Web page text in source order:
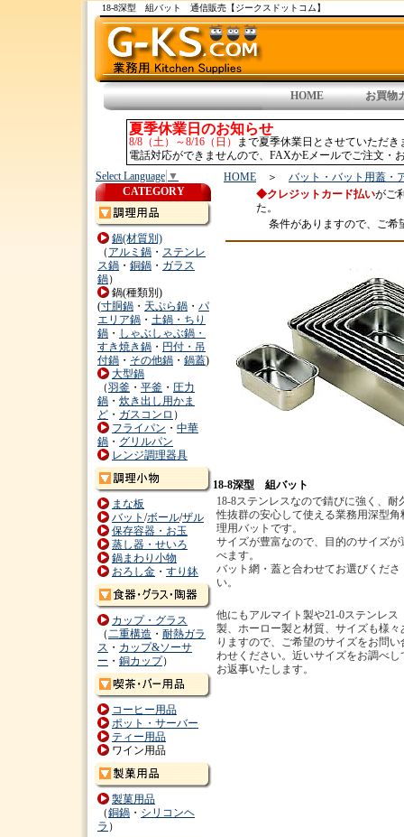
18-8深型 組バット 通信販売【ジークスドットコム】
HOME お買物
夏季休業日のお知らせ
8/8（土）～8/16（日）
まで夏季休業日とさせていただき
電話対応ができませんので、FAXかEメールでご注文・
HOME ＞ バット・バット用蓋・
◆クレジットカード払いがご
た。
条件がありますので、ご希
18-8深型 組バット
18-8ステンレスなので錆びに強く、耐
性抜群の安心して使える業務用深型角
理用バットです。
サイズが豊富なので、目的のサイズが
べます。
バット網・蓋と合わせてお選びくださ
い。
他にもアルマイト製や21-0ステンレス
製、ホーロー製と材質、サイズも様々
りますので、ご希望のサイズをお問い
わせください。近いサイズをお調べし
お返事いたします。
Select Language ▼
CATEGORY
鍋(材質別)
（ アルミ鍋 ・ ステンレ
ス鍋 ・ 銅鍋 ・ ガラス
鍋）
鍋(種類別)
(寸胴鍋 ・ 天ぷら鍋 ・ パ
エリア鍋 ・ 土鍋・ちり
鍋 ・ しゃぶしゃぶ鍋・
すき焼き鍋 ・ 円付・吊
付鍋 ・ その他鍋 ・ 鍋蓋)
大型鍋
（羽釜 ・ 平釜 ・ 圧力
鍋 ・ 炊き出し用かま
ど ・ ガスコンロ ）
フライパン ・ 中華
鍋 ・ グリルパン
レンジ調理器具
まな板
バット /ボール/ザル
保存容器・お玉
蒸し器・せいろ
鍋まわり小物
おろし金 ・ すり鉢
カップ・グラス
（二重構造 ・ 耐熱ガラ
ス ・ カップ&ソーサ
ー ・ 銅カップ）
コーヒー用品
ポット・サーバー
ティー用品
ワイン用品
製菓用品
（銅鍋 ・ シリコンヘ
ラ ）